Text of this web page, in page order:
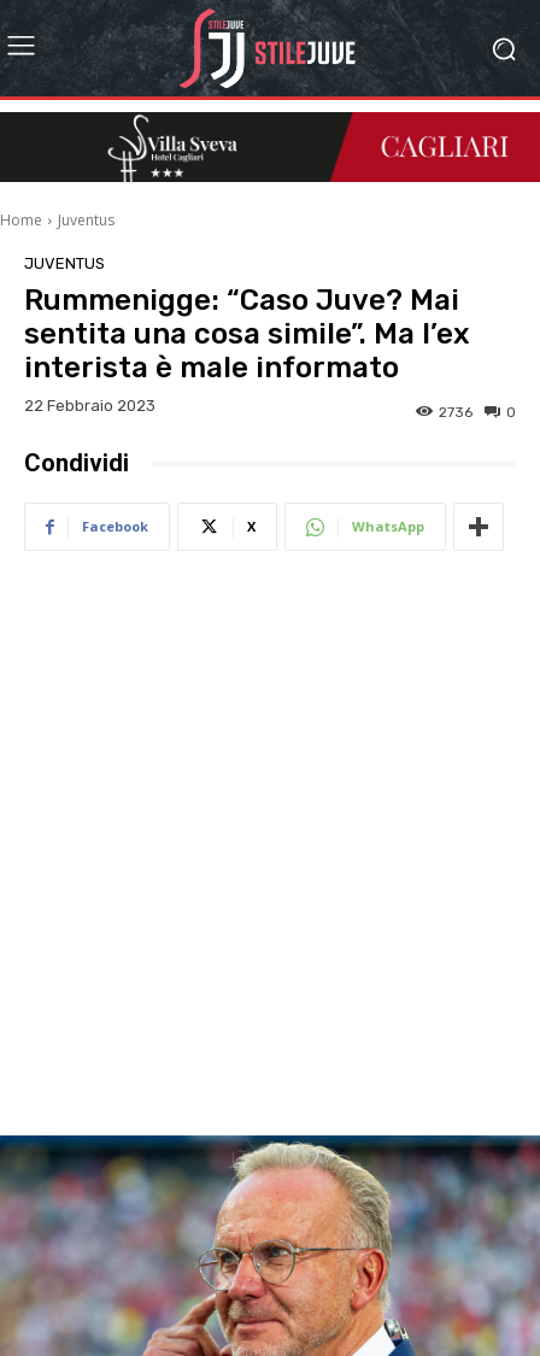
Home Juventus
JUVENTUS
Rummenigge: “Caso Juve? Mai
sentita una cosa simile”. Ma l’ex
interista è male informato
22 Febbraio 2023 0
2736
Condividi
Facebook X WhatsApp